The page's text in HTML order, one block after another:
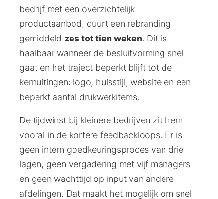
bedrijf met een overzichtelijk
productaanbod, duurt een rebranding
gemiddeld zes tot tien weken. Dit is
haalbaar wanneer de besluitvorming snel
gaat en het traject beperkt blijft tot de
kernuitingen: logo, huisstijl, website en een
beperkt aantal drukwerkitems.
De tijdwinst bij kleinere bedrijven zit hem
vooral in de kortere feedbackloops. Er is
geen intern goedkeuringsproces van drie
lagen, geen vergadering met vijf managers
en geen wachttijd op input van andere
afdelingen. Dat maakt het mogelijk om snel